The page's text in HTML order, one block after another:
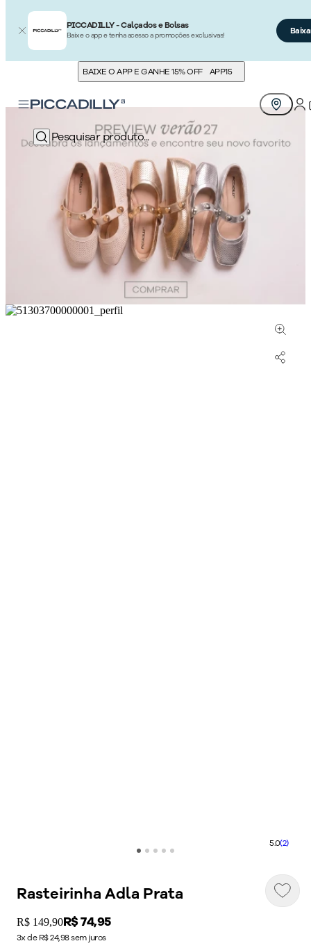
PICCADILLY - Calçados e Bolsas
Baixe o app e tenha acesso a promoções exclusivas!
BAIXE O APP E GANHE 15% OFF APP15
5.0(2)
Rasteirinha Adla Prata
Original price:
R$ 149,90Price:
R$ 74,95
3x de R$ 24,98 sem juros